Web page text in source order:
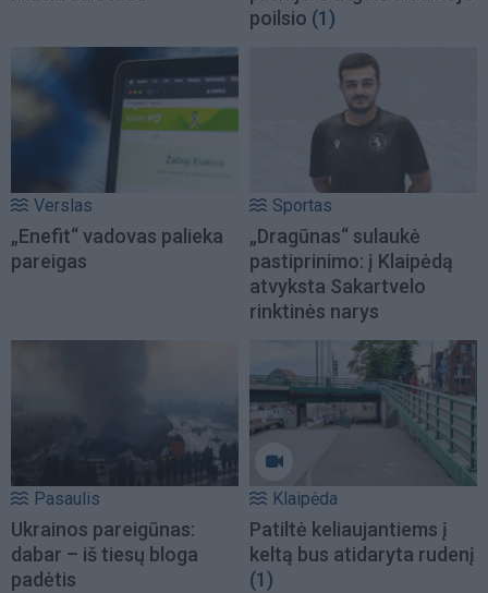
poilsio (1)
Verslas
„Enefit“ vadovas palieka
pareigas
Sportas
„Dragūnas“ sulaukė
pastiprinimo: į Klaipėdą
atvyksta Sakartvelo
rinktinės narys
Pasaulis
Ukrainos pareigūnas:
dabar – iš tiesų bloga
padėtis
Klaipėda
Patiltė keliaujantiems į
keltą bus atidaryta rudenį
(1)